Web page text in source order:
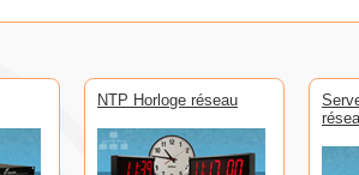
NTP Horloge réseau